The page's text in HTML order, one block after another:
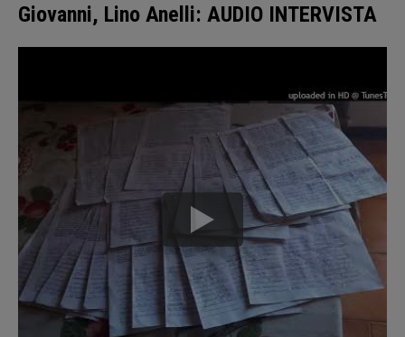
Giovanni, Lino Anelli: AUDIO INTERVISTA